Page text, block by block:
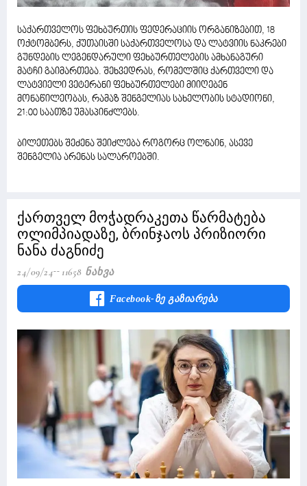
საქართველოს ფეხბურთის ფედერაციის ორგანიზებით, 18
ოქტომბერს, ქუთაისში საქართველოსა და ლატვიის ნაკრები
გუნდების ლეგენდარული ფეხბურთელების ამხანაგური
მატჩი გაიმართება. შეხვედრას, რომელშიც ქართველი და
ლატვიელი ვეტერანი ფეხბურთელები მიიღებენ
მონაწილეობას, რამაზ შენგელიას სახელობის სტადიონი,
21:00 საათზე უმასპინძლებს.
ბილეთებს შეძენა შეიძლება როგორც ოლნაინ, ასევე
შენგელია არენას სალაროებში.
ქართველ მოჭადრაკეთა წარმატება
ოლიმპიადაზე, ბრინჯაოს პრიზიორი
ნანა ძაგნიძე
24/09/24 11658 Ნახვა
Facebook-Ზე Გაზიარება